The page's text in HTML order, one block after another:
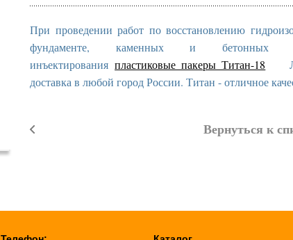
При проведении работ по восстановлению
фундаменте, каменных и бетонных
инъектированияпластиковые пакеры Титан-18
доставка в любой город России. Титан - отличное
Вернуться к